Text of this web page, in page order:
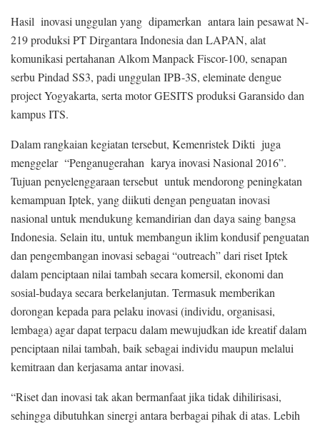
Hasil inovasi unggulan yang dipamerkan antara lain pesawat N-
219 produksi PT Dirgantara Indonesia dan LAPAN, alat
komunikasi pertahanan Alkom Manpack Fiscor-100, senapan
serbu Pindad SS3, padi unggulan IPB-3S, eleminate dengue
project Yogyakarta, serta motor GESITS produksi Garansido dan
kampus ITS.
Dalam rangkaian kegiatan tersebut, Kemenristek Dikti juga
menggelar “Penganugerahan karya inovasi Nasional 2016”.
Tujuan penyelenggaraan tersebut untuk mendorong peningkatan
kemampuan Iptek, yang diikuti dengan penguatan inovasi
nasional untuk mendukung kemandirian dan daya saing bangsa
Indonesia. Selain itu, untuk membangun iklim kondusif penguatan
dan pengembangan inovasi sebagai “outreach” dari riset Iptek
dalam penciptaan nilai tambah secara komersil, ekonomi dan
sosial-budaya secara berkelanjutan. Termasuk memberikan
dorongan kepada para pelaku inovasi (individu, organisasi,
lembaga) agar dapat terpacu dalam mewujudkan ide kreatif dalam
penciptaan nilai tambah, baik sebagai individu maupun melalui
kemitraan dan kerjasama antar inovasi.
“Riset dan inovasi tak akan bermanfaat jika tidak dihilirisasi,
sehingga dibutuhkan sinergi antara berbagai pihak di atas. Lebih